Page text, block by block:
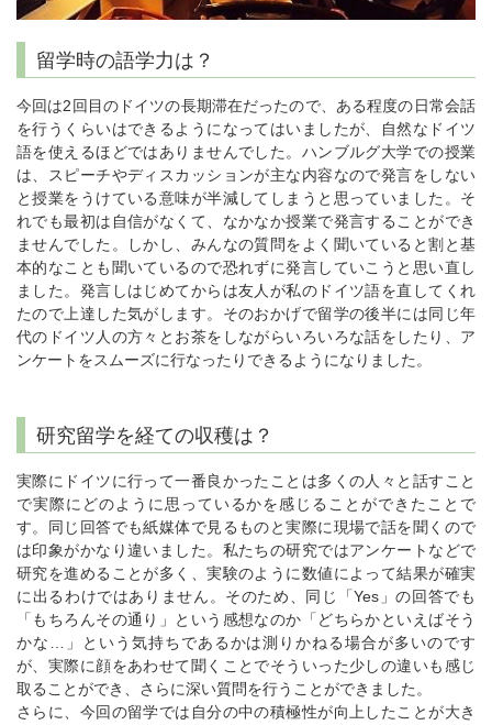
留学時の語学力は？
今回は2回目のドイツの長期滞在だったので、ある程度の日常会話
を行うくらいはできるようになってはいましたが、自然なドイツ
語を使えるほどではありませんでした。ハンブルグ大学での授業
は、スピーチやディスカッションが主な内容なので発言をしない
と授業をうけている意味が半減してしまうと思っていました。そ
れでも最初は自信がなくて、なかなか授業で発言することができ
ませんでした。しかし、みんなの質問をよく聞いていると割と基
本的なことも聞いているので恐れずに発言していこうと思い直し
ました。発言しはじめてからは友人が私のドイツ語を直してくれ
たので上達した気がします。そのおかげで留学の後半には同じ年
代のドイツ人の方々とお茶をしながらいろいろな話をしたり、ア
ンケートをスムーズに行なったりできるようになりました。
研究留学を経ての収穫は？
実際にドイツに行って一番良かったことは多くの人々と話すこと
で実際にどのように思っているかを感じることができたことで
す。同じ回答でも紙媒体で見るものと実際に現場で話を聞くので
は印象がかなり違いました。私たちの研究ではアンケートなどで
研究を進めることが多く、実験のように数値によって結果が確実
に出るわけではありません。そのため、同じ「Yes」の回答でも
「もちろんその通り」という感想なのか「どちらかといえばそう
かな…」という気持ちであるかは測りかねる場合が多いのです
が、実際に顔をあわせて聞くことでそういった少しの違いも感じ
取ることができ、さらに深い質問を行うことができました。
さらに、今回の留学では自分の中の積極性が向上したことが大き